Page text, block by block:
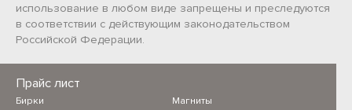
Прайс лист
Бирки
Магниты
использование в любом виде запрещены и преследуются
в соответствии с действующим законодательством
Российской Федерации.